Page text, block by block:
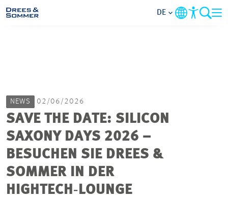
IM FOKUS
KARRIERE
PROJEKTE
DE
NEWS 02/06/2026
SAVE THE DATE: SILICON
SAXONY DAYS 2026 –
BESUCHEN SIE DREES &
SOMMER IN DER
HIGHTECH‑LOUNGE